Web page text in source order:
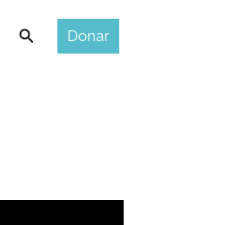
BuscarDonar